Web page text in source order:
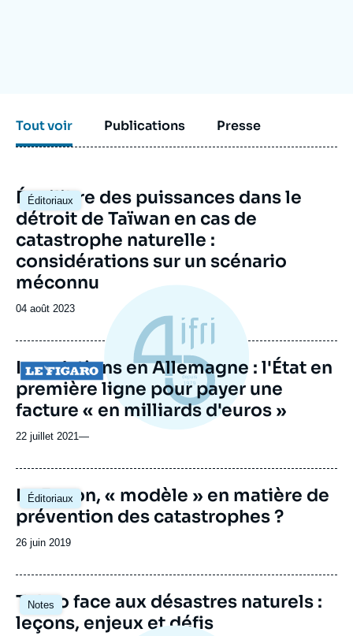
Tout voir Publications Presse
Éditoriaux
Image
principale
Équilibre des puissances dans le
détroit de Taïwan en cas de
catastrophe naturelle :
considérations sur un scénario
méconnu
Date
publication
04 août 2023
Logo
Inondations en Allemagne : l'État en
première ligne pour payer une
facture « en milliards d'euros »
22 juillet 2021—
Éditoriaux
Le Japon, « modèle » en matière de
prévention des catastrophes ?
Date
publication
26 juin 2019
Notes
Image
principale
Tokyo face aux désastres naturels :
leçons, enjeux et défis